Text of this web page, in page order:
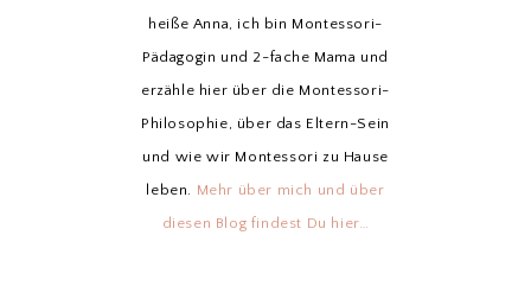
heiße Anna, ich bin Montessori-
Pädagogin und 2-fache Mama und
erzähle hier über die Montessori-
Philosophie, über das Eltern-Sein
und wie wir Montessori zu Hause
leben. Mehr über mich und über
diesen Blog findest Du hier…